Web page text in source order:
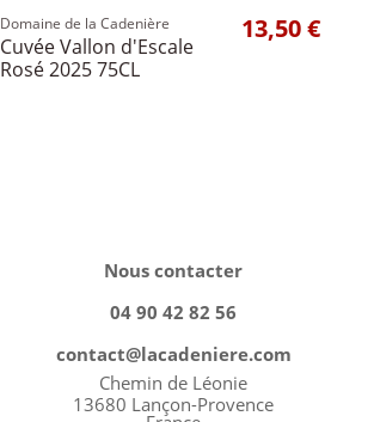
Domaine de la Cadenière
Cuvée Vallon d'Escale
Rosé 2025 75CL
13,50 €
Nous contacter
04 90 42 82 56
contact@lacadeniere.com
Chemin de Léonie
13680 Lançon-Provence